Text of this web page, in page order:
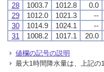
28
1003.7 1012.8 0.0
29
1012.0 1021.3 --
30
1014.9 1024.1 --
31
1008.2 1017.1 20.0
値欄の記号の説明
最大1時間降水量は、上記